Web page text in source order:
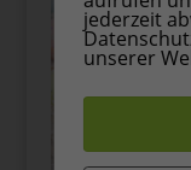
jederzeit
unserer